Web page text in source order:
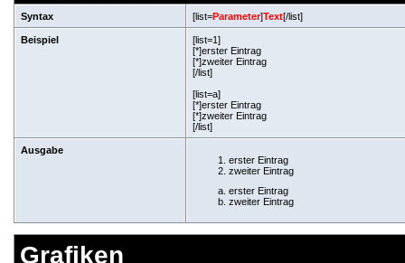
Syntax [list=Parameter]Text[/list]
Beispiel
[list=1]
[*]erster Eintrag
[*]zweiter Eintrag
[/list]
[list=a]
[*]erster Eintrag
[*]zweiter Eintrag
[/list]
Ausgabe
erster Eintrag
zweiter Eintrag
erster Eintrag
zweiter Eintrag
Grafiken